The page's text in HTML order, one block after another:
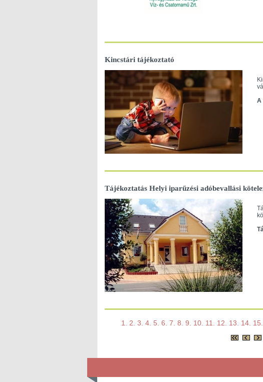
Kincstári tájékoztató
A
Tájékoztatás Helyi iparűzési adóbevallási
1. 2. 3. 4. 5. 6. 7. 8. 9. 10. 11. 12. 13. 14. 15.